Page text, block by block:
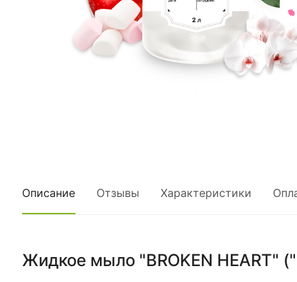
Описание Отзывы Характеристики
Жидкое мыло "BROKEN